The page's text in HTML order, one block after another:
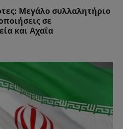
Μεγάλο συλλαλητήριο
σε
και Αχαΐα